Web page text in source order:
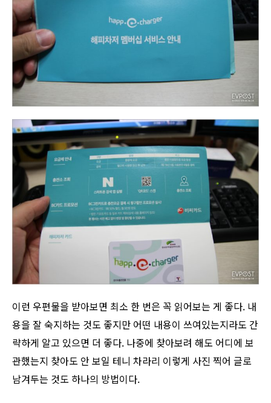
이런 우편물을 받아보면 최소 한 번은 꼭 읽어보는 게 좋다. 내
용을 잘 숙지하는 것도 좋지만 어떤 내용이 쓰여있는지라도 간
략하게 알고 있으면 더 좋다. 나중에 찾아보려 해도 어디에 보
관했는지 찾아도 안 보일 테니 차라리 이렇게 사진 찍어 글로
남겨두는 것도 하나의 방법이다.